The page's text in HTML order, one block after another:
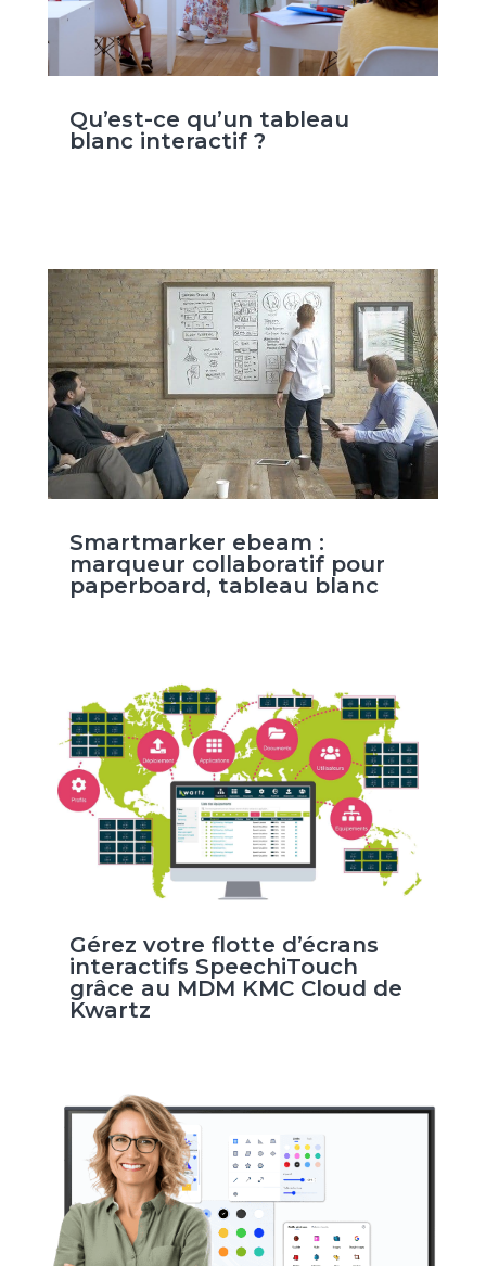
Qu’est-ce qu’un tableau
blanc interactif ?
Smartmarker ebeam :
marqueur collaboratif pour
paperboard, tableau blanc
Gérez votre flotte d’écrans
interactifs SpeechiTouch
grâce au MDM KMC Cloud de
Kwartz